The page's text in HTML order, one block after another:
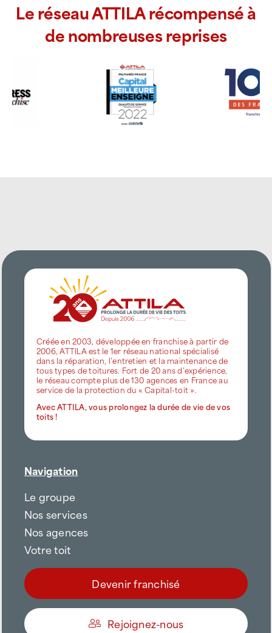
Le réseau ATTILA récompensé à
de nombreuses reprises
Créée en 2003, développée en franchise à partir de
2006, ATTILA est le 1er réseau national spécialisé
dans la réparation, l’entretien et la maintenance de
tous types de toitures. Fort de 20 ans d’expérience,
le réseau compte plus de 130 agences en France au
Avec ATTILA, vous prolongez la durée de vie de vos
Navigation
Le groupe
Nos services
Nos agences